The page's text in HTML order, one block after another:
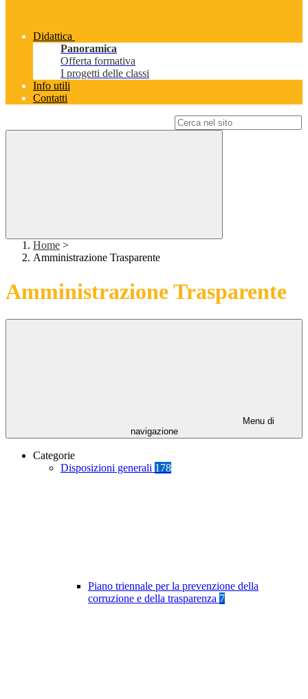
Didattica
Panoramica
Offerta formativa
I progetti delle classi
Info utili
Contatti
Home >
Amministrazione Trasparente
Amministrazione Trasparente
Menu di
navigazione
Categorie
Disposizioni generali 178
Piano triennale per la prevenzione della
corruzione e della trasparenza 7